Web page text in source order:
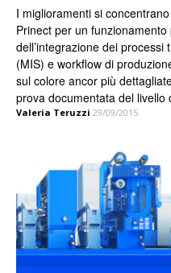
I miglioramenti si
Prinect per un
dell’integrazione dei
(MIS) e workflow di
sul colore ancor più
prova documentata del livello
Valeria Teruzzi 29/09/2015